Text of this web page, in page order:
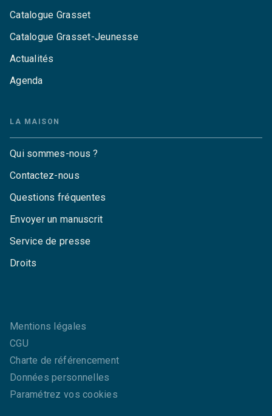
Catalogue Grasset
Catalogue Grasset-Jeunesse
Actualités
Agenda
LA MAISON
Qui sommes-nous ?
Contactez-nous
Questions fréquentes
Envoyer un manuscrit
Service de presse
Droits
Mentions légales
CGU
Charte de référencement
Données personnelles
Paramétrez vos cookies